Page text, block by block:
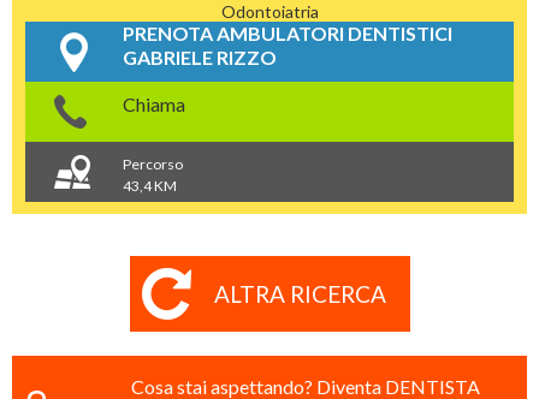
Odontoiatria
PRENOTA AMBULATORI DENTISTICI
GABRIELE RIZZO
Chiama
Percorso
43,4 KM
ALTRA RICERCA
Cosa stai aspettando? Diventa DENTISTA